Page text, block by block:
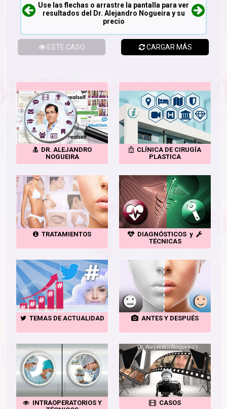
Use las flechas o arrastre la pantalla para ver
resultados del Dr. Alejandro Nogueira y su
precio
ESTE CASO CARGAR MÁS
DR. ALEJANDRO
NOGUEIRA
CLÍNICA DE CIRUGÍA
PLASTICA
TRATAMIENTOS
DIAGNÓSTICOS y
TÉCNICAS
TEMAS DE ACTUALIDAD ANTES Y DESPUÉS
INTRAOPERATORIOS Y
CASOS